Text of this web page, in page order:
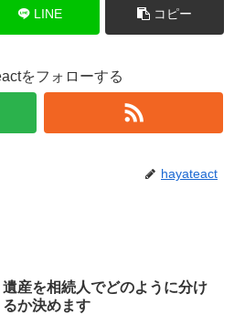
LINE コピー
をフォローする
hayateact
遺産を相続人でどのように分け
るか決めます